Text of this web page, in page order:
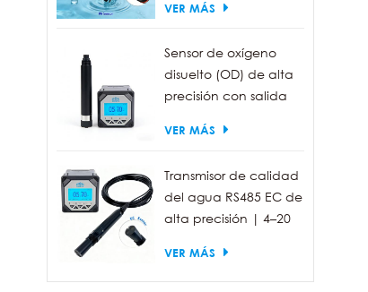
industrial IP68
VER MÁS
Sensor de oxígeno
disuelto (OD) de alta
precisión con salida
medición de la
VER MÁS
Transmisor de calidad
del agua RS485 EC de
alta precisión | 4–20
VER MÁS